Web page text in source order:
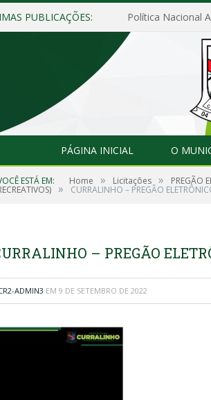
PUBLICAÇÕES: Política Nacional
PÁGINA INICIAL O
ESTÁ EM: Home » Licitações » PREGÃO
» CURRALINHO – PREGÃO
– PREGÃO
ADMIN3 EM 9 DE SETEMBRO DE 2022